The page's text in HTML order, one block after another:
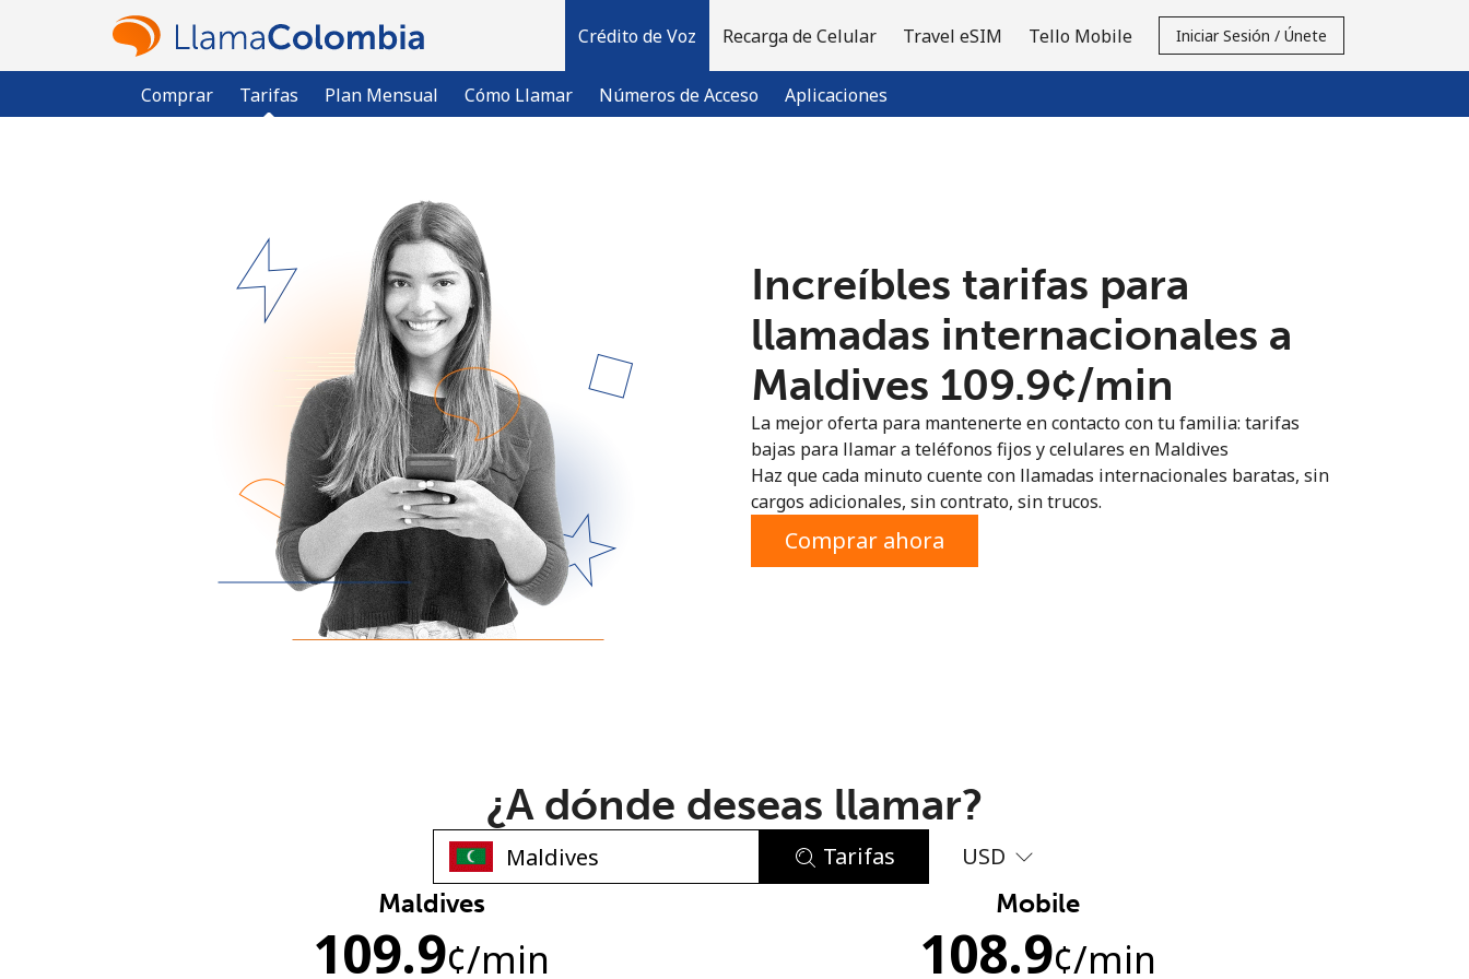
Crédito de Voz
Comprar Tarifas Plan Mensual Cómo Llamar Números de Acceso Aplicaciones
Recarga de Celular Travel eSIM Tello Mobile Iniciar Sesión / Únete
¿Ya tienes una cuenta? Inicia sesión →
Regístrate con
Una letra mayúscula y una minúscula
Increíbles tarifas para
llamadas internacionales a
Maldives ⁦109.9¢⁩/min
La mejor oferta para mantenerte en contacto con tu familia: tarifas
bajas para llamar a teléfonos fijos y celulares en Maldives
Haz que cada minuto cuente con llamadas internacionales baratas, sin
cargos adicionales, sin contrato, sin trucos.
Comprar ahora
¿A dónde deseas llamar?
Tarifas USD
Maldives
109.9¢/min
Mobile
108.9¢/min